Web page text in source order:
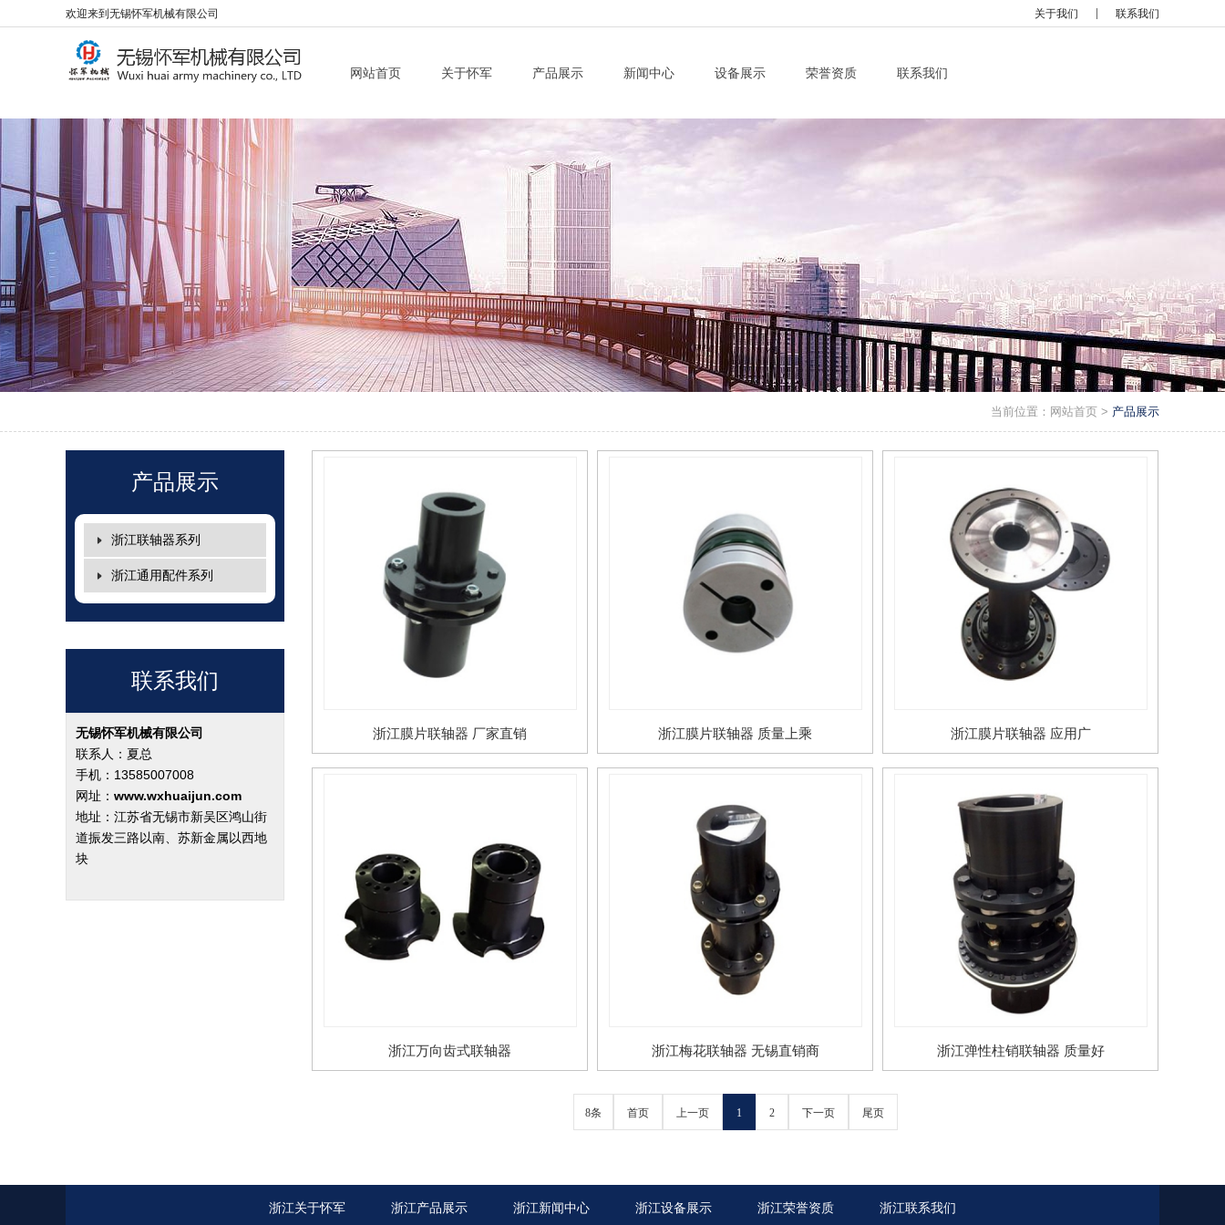
关于我们 联系我们
欢迎来到无锡怀军机械有限公司
网站首页 关于怀军 产品展示 新闻中心 设备展示 荣誉资质 联系我们
当前位置： 网站首页 > 产品展示
产品展示
浙江联轴器系列
浙江通用配件系列
联系我们
无锡怀军机械有限公司
联系人：夏总
手机：13585007008
网址： www.wxhuaijun.com
地址：江苏省无锡市新吴区鸿山街
道振发三路以南、苏新金属以西地
块
浙江膜片联轴器 厂家直销 浙江膜片联轴器 质量上乘 浙江膜片联轴器 应用广
浙江万向齿式联轴器 浙江梅花联轴器 无锡直销商 浙江弹性柱销联轴器 质量好
8条 首页 上一页 1 2 下一页 尾页
浙江关于怀军 浙江产品展示 浙江新闻中心 浙江设备展示 浙江荣誉资质 浙江联系我们